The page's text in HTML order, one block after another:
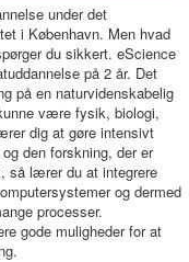
under det
i København. Men hvad
du sikkert. eScience
på 2 år. Det
på en naturvidenskabelig
være fysik, biologi,
dig at gøre intensivt
den forskning, der er
så lærer du at integrere
og dermed
processer.
gode muligheder for at